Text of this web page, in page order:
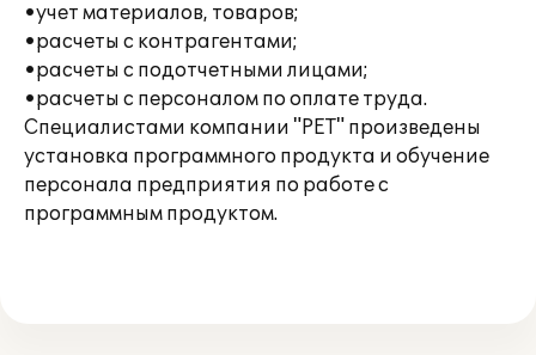
•учет материалов, товаров;
•расчеты с контрагентами;
•расчеты с подотчетными лицами;
•расчеты с персоналом по оплате труда.
Специалистами компании "РЕТ" произведены
установка программного продукта и обучение
персонала предприятия по работе с
программным продуктом.